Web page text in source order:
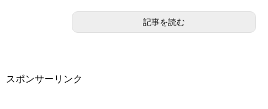
記事を読む
スポンサーリンク